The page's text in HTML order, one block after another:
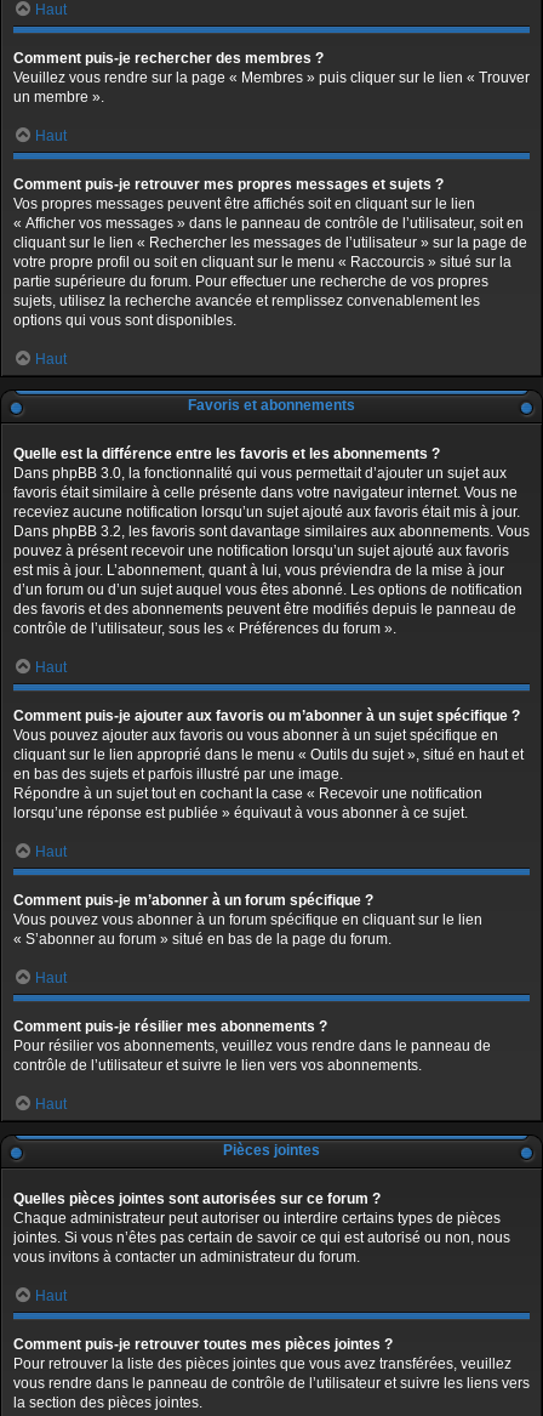
Haut
Comment puis-je rechercher des membres ?
Veuillez vous rendre sur la page « Membres » puis cliquer sur le lien « Trouver
un membre ».
Haut
Comment puis-je retrouver mes propres messages et sujets ?
Vos propres messages peuvent être affichés soit en cliquant sur le lien
« Afficher vos messages » dans le panneau de contrôle de l’utilisateur, soit en
cliquant sur le lien « Rechercher les messages de l’utilisateur » sur la page de
votre propre profil ou soit en cliquant sur le menu « Raccourcis » situé sur la
partie supérieure du forum. Pour effectuer une recherche de vos propres
sujets, utilisez la recherche avancée et remplissez convenablement les
options qui vous sont disponibles.
Haut
Favoris et abonnements
Quelle est la différence entre les favoris et les abonnements ?
Dans phpBB 3.0, la fonctionnalité qui vous permettait d’ajouter un sujet aux
favoris était similaire à celle présente dans votre navigateur internet. Vous ne
receviez aucune notification lorsqu’un sujet ajouté aux favoris était mis à jour.
Dans phpBB 3.2, les favoris sont davantage similaires aux abonnements. Vous
pouvez à présent recevoir une notification lorsqu’un sujet ajouté aux favoris
est mis à jour. L’abonnement, quant à lui, vous préviendra de la mise à jour
d’un forum ou d’un sujet auquel vous êtes abonné. Les options de notification
des favoris et des abonnements peuvent être modifiés depuis le panneau de
contrôle de l’utilisateur, sous les « Préférences du forum ».
Haut
Comment puis-je ajouter aux favoris ou m’abonner à un sujet spécifique ?
Vous pouvez ajouter aux favoris ou vous abonner à un sujet spécifique en
cliquant sur le lien approprié dans le menu « Outils du sujet », situé en haut et
en bas des sujets et parfois illustré par une image.
Répondre à un sujet tout en cochant la case « Recevoir une notification
lorsqu’une réponse est publiée » équivaut à vous abonner à ce sujet.
Haut
Comment puis-je m’abonner à un forum spécifique ?
Vous pouvez vous abonner à un forum spécifique en cliquant sur le lien
« S’abonner au forum » situé en bas de la page du forum.
Haut
Comment puis-je résilier mes abonnements ?
Pour résilier vos abonnements, veuillez vous rendre dans le panneau de
contrôle de l’utilisateur et suivre le lien vers vos abonnements.
Haut
Pièces jointes
Quelles pièces jointes sont autorisées sur ce forum ?
Chaque administrateur peut autoriser ou interdire certains types de pièces
jointes. Si vous n’êtes pas certain de savoir ce qui est autorisé ou non, nous
vous invitons à contacter un administrateur du forum.
Haut
Comment puis-je retrouver toutes mes pièces jointes ?
Pour retrouver la liste des pièces jointes que vous avez transférées, veuillez
vous rendre dans le panneau de contrôle de l’utilisateur et suivre les liens vers
la section des pièces jointes.